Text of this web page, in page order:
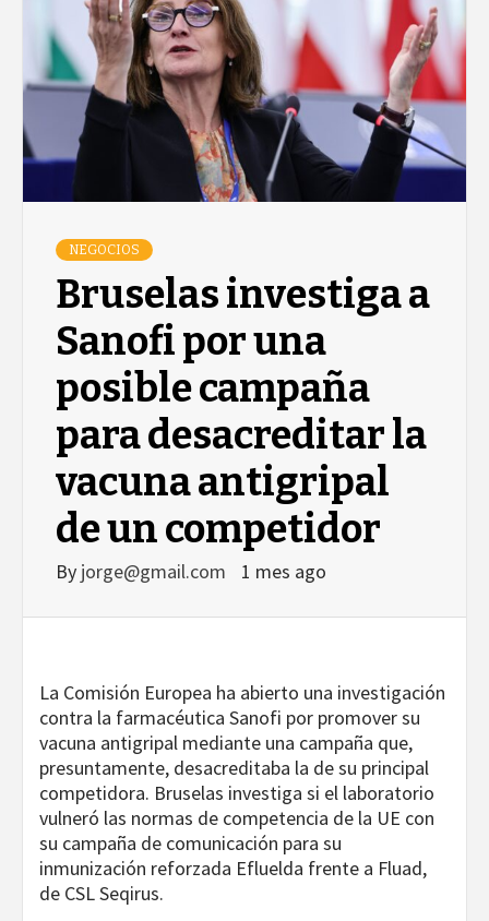
NEGOCIOS
Bruselas investiga a
Sanofi por una
posible campaña
para desacreditar la
vacuna antigripal
de un competidor
By jorge@gmail.com 1 mes ago
La Comisión Europea ha abierto una investigación
contra la farmacéutica Sanofi por promover su
vacuna antigripal mediante una campaña que,
presuntamente, desacreditaba la de su principal
competidora. Bruselas investiga si el laboratorio
vulneró las normas de competencia de la UE con
su campaña de comunicación para su
inmunización reforzada Efluelda frente a Fluad,
de CSL Seqirus.